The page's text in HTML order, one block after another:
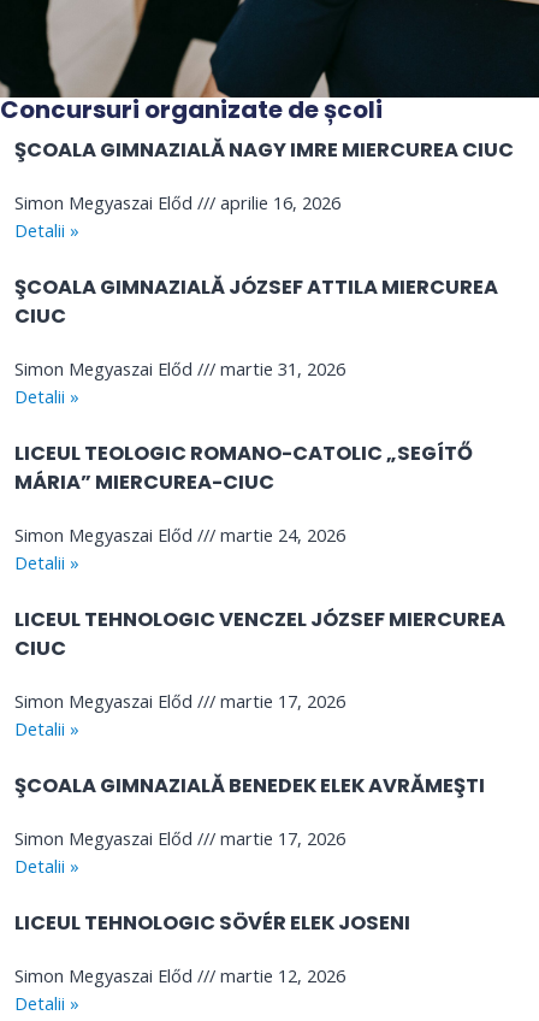
Concursuri organizate de școli
ŞCOALA GIMNAZIALĂ NAGY IMRE MIERCUREA CIUC
Simon Megyaszai Előd
aprilie 16, 2026
Detalii »
ŞCOALA GIMNAZIALĂ JÓZSEF ATTILA MIERCUREA
CIUC
Simon Megyaszai Előd
martie 31, 2026
Detalii »
LICEUL TEOLOGIC ROMANO-CATOLIC „SEGÍTŐ
MÁRIA” MIERCUREA-CIUC
Simon Megyaszai Előd
martie 24, 2026
Detalii »
LICEUL TEHNOLOGIC VENCZEL JÓZSEF MIERCUREA
CIUC
Simon Megyaszai Előd
martie 17, 2026
Detalii »
ŞCOALA GIMNAZIALĂ BENEDEK ELEK AVRĂMEŞTI
Simon Megyaszai Előd
martie 17, 2026
Detalii »
LICEUL TEHNOLOGIC SÖVÉR ELEK JOSENI
Simon Megyaszai Előd
martie 12, 2026
Detalii »